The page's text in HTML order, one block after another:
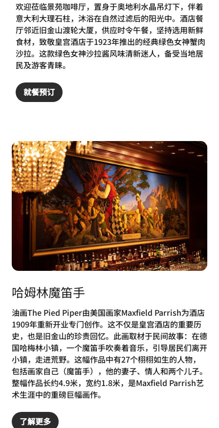
欢迎莅临景苑咖啡厅，置身于奥地利水晶吊灯下，伴着
意大利大理石柱，沐浴在自然过滤后的阳光中。酒店餐
厅邻近旧金山渡轮大厦，供应时令午餐，坚持选用新鲜
食材，致敬皇宫酒店于1923年推出的经典绿色女神蟹肉
沙拉。这款绿色女神沙拉酱风味清新迷人，备受当地居
民及游客青睐。
就餐预订
哈姆林魔笛手
油画The Pied Piper由美国画家Maxfield Parrish为酒店
1909年重新开业专门创作。这不仅是皇宫酒店的重要历
史，也是旧金山的珍贵回忆。此画取材于民间故事：在德
国哈梅林小镇，一个魔笛手吹奏着音乐，引导居民们离开
小镇，走进荒野。这幅作品中有27个栩栩如生的人物，
包括画家自己（魔笛手），他的妻子、情人和两个儿子。
整幅作品长约4.9米，宽约1.8米，是Maxfield Parrish艺
术生涯中的重磅巨幅画作。
了解更多